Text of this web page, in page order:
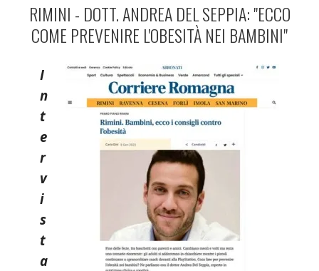
RIMINI - DOTT. ANDREA DEL SEPPIA: "ECCO
COME PREVENIRE L'OBESITÀ NEI BAMBINI"
I
n
t
e
r
v
i
s
t
a